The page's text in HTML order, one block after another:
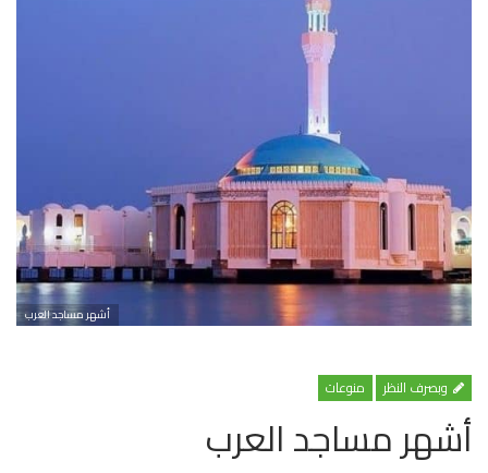
أشهر مساجد العرب
وبصرف النظر منوعات
أشهر مساجد العرب